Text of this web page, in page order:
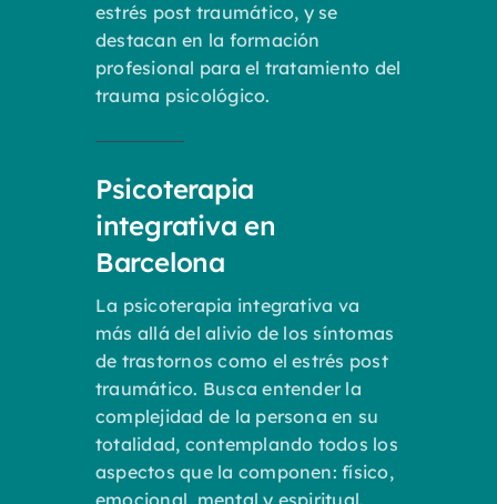
estrés post traumático, y se
destacan en la formación
profesional para el tratamiento del
trauma psicológico.
Psicoterapia
integrativa en
Barcelona
La psicoterapia integrativa va
más allá del alivio de los síntomas
de trastornos como el estrés post
traumático. Busca entender la
complejidad de la persona en su
totalidad, contemplando todos los
aspectos que la componen: físico,